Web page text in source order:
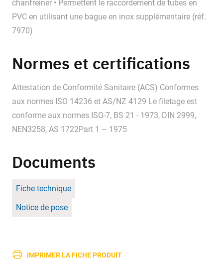
chanfreiner • Permettent le raccordement de tubes en
PVC en utilisant une bague en inox supplémentaire (réf.
7970)
Normes et certifications
Attestation de Conformité Sanitaire (ACS) Conformes
aux normes ISO 14236 et AS/NZ 4129 Le filetage est
conforme aux normes ISO-7, BS 21 - 1973, DIN 2999,
NEN3258, AS 1722Part 1 – 1975
Documents
Fiche technique
Notice de pose
IMPRIMER LA FICHE PRODUIT